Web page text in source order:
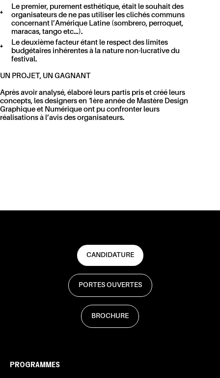
Le premier, purement esthétique, était le souhait des
organisateurs de ne pas utiliser les clichés communs
concernant l’Amérique Latine (sombrero, perroquet,
maracas, tango etc…).
Le deuxième facteur étant le respect des limites
budgétaires inhérentes à la nature non-lucrative du
festival.
UN PROJET, UN GAGNANT
Après avoir analysé, élaboré leurs partis pris et créé leurs
concepts, les designers en 1ère année de Mastère Design
Graphique et Numérique ont pu confronter leurs
réalisations à l’avis des organisateurs.
CANDIDATURE
PORTES OUVERTES
BROCHURE
PROGRAMMES